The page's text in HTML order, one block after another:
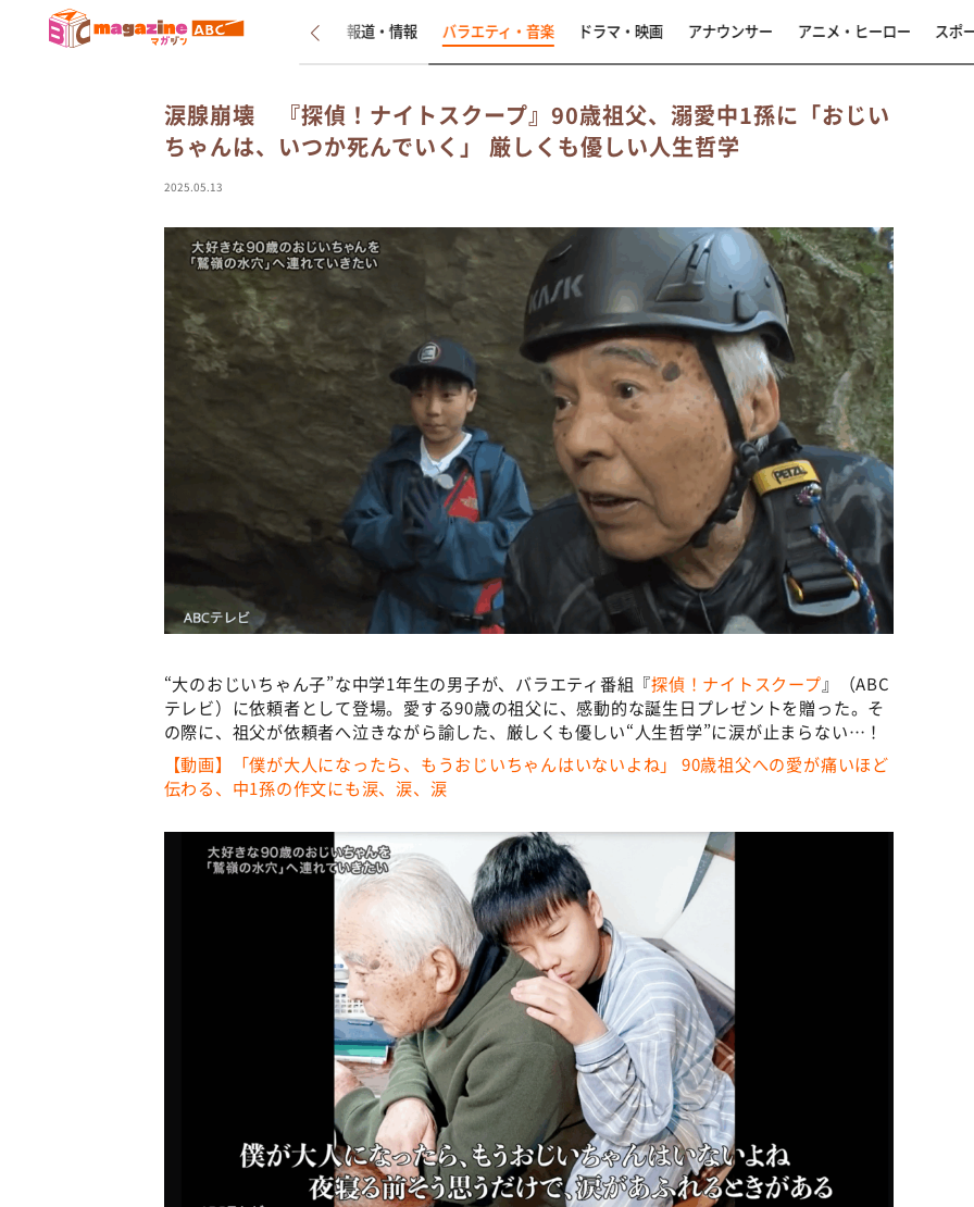
新着 インタビュー 報道・情報 バラエティ・音楽 ドラマ・映画 アナウンサー アニメ・ヒーロー スポ
涙腺崩壊 『探偵！ナイトスクープ』90歳祖父、溺愛中1孫に「おじい
ちゃんは、いつか死んでいく」 厳しくも優しい人生哲学
2025.05.13
“大のおじいちゃん子”な中学1年生の男子が、バラエティ番組『探偵！ナイトスクープ』（ABC
テレビ）に依頼者として登場。愛する90歳の祖父に、感動的な誕生日プレゼントを贈った。そ
の際に、祖父が依頼者へ泣きながら諭した、厳しくも優しい“人生哲学”に涙が止まらない…！
【動画】「僕が大人になったら、もうおじいちゃんはいないよね」 90歳祖父への愛が痛いほど
伝わる、中1孫の作文にも涙、涙、涙